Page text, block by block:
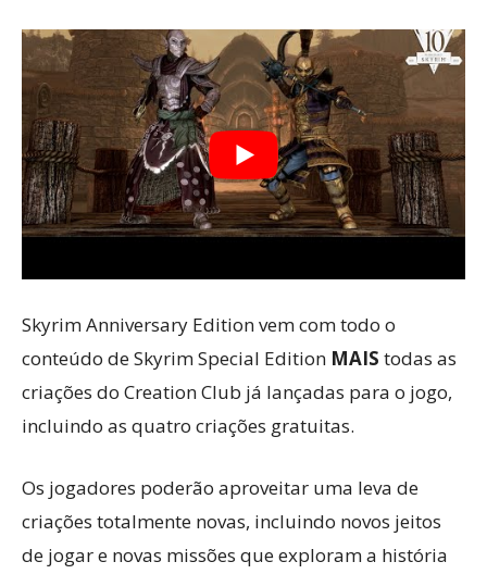
Skyrim Anniversary Edition vem com todo o
conteúdo de Skyrim Special Edition MAIS todas as
criações do Creation Club já lançadas para o jogo,
incluindo as quatro criações gratuitas.
Os jogadores poderão aproveitar uma leva de
criações totalmente novas, incluindo novos jeitos
de jogar e novas missões que exploram a história